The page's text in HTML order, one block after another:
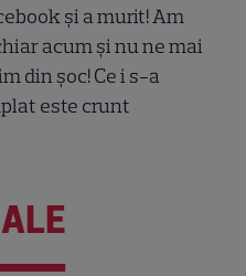
și a murit! Am
acum și nu ne mai
din șoc! Ce i s-a
este crunt